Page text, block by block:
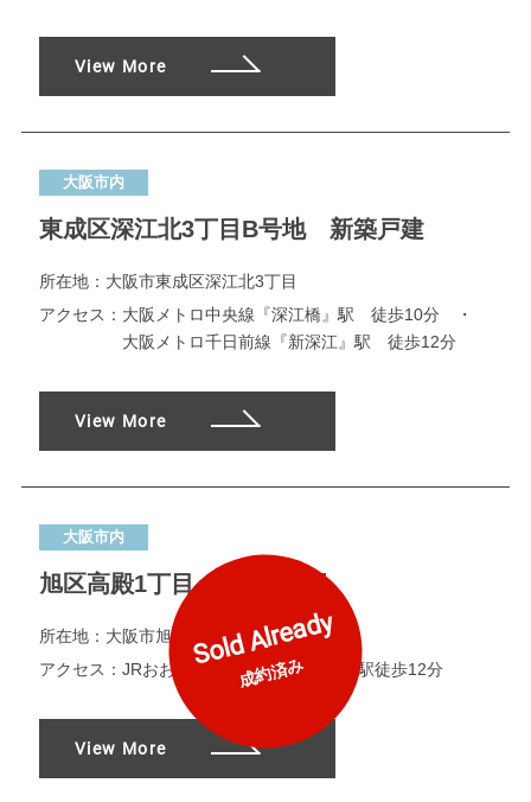
View More
大阪市内
東成区深江北3丁目B号地 新築戸建
所在地： 大阪市東成区深江北3丁目
アクセス： 大阪メトロ中央線『深江橋』駅 徒歩10分 ・
大阪メトロ千日前線『新深江』駅 徒歩12分
View More
大阪市内
旭区高殿1丁目 限定1区画
所在地： 大阪市旭区高殿1丁目
アクセス： JRおおさか東線『城北公園通』駅徒歩12分
View More
Sold Already
成約済み